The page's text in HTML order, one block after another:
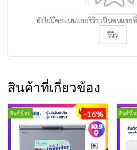
ยังไม่มีคะแนนและรีวิว เป็นคนแรก
รีวิว
สินค้าที่เกี่ยวข้อง
สินค้าใหม่ -16% สินค้าใ